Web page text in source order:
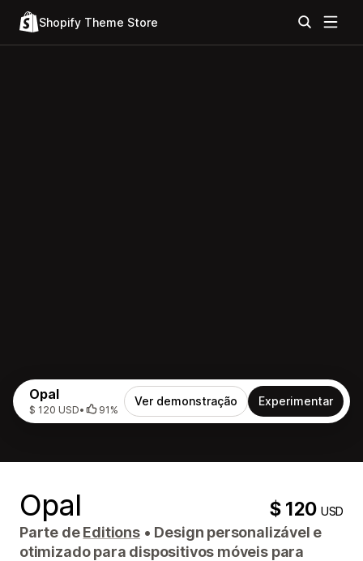
Shopify Theme Store
Opal
$ 120 USD• 91%
Ver demonstração Experimentar
Opal $ 120USD
Parte deEditions • Design personalizável e
otimizado para dispositivos móveis para